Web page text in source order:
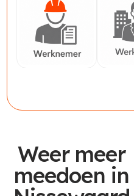
Weer meer
meedoen in